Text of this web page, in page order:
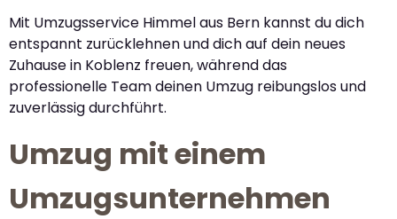
Mit Umzugsservice Himmel aus Bern kannst du dich
entspannt zurücklehnen und dich auf dein neues
Zuhause in Koblenz freuen, während das
professionelle Team deinen Umzug reibungslos und
zuverlässig durchführt.
Umzug mit einem
Umzugsunternehmen